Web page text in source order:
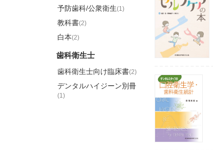
予防歯科/公衆衛生(1)
教科書(2)
白本(2)
歯科衛生士
歯科衛生士向け臨床書(2)
デンタルハイジーン別冊
(1)